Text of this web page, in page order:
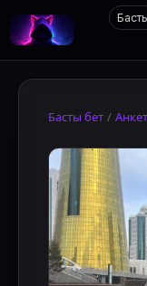
Басты бет /